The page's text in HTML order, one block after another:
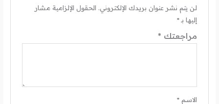
لن يتم نشر عنوان بريدك الإلكتروني. الحقول الإلزامية مشار
إليها بـ*
مراجعتك *
الاسم *